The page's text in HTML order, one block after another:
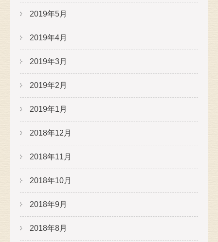
2019年5月
2019年4月
2019年3月
2019年2月
2019年1月
2018年12月
2018年11月
2018年10月
2018年9月
2018年8月